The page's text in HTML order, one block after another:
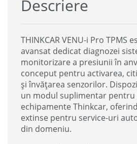
Descriere
THINKCAR VENU-i Pro TPMS
avansat dedicat diagnozei
monitorizare a presiunii în
conceput pentru activarea,
și învățarea senzorilor.
un modul suplimentar pentru
echipamente Thinkcar,
extinse pentru service-uri
din domeniu.